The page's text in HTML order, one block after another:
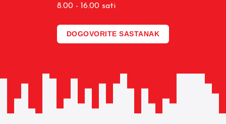
8.00 - 16.00 sati
DOGOVORITE SASTANAK